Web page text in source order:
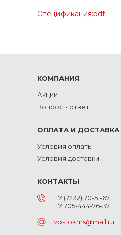
Спецификация:pdf
КОМПАНИЯ
Акции
Вопрос - ответ
ОПЛАТА И ДОСТАВКА
Условия оплаты
Условия доставки
КОНТАКТЫ
+ 7 (7232) 70-51-67
+ 7 705-444-76-37
vostokms@mail.ru